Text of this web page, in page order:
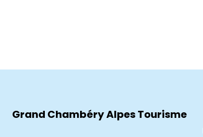
Grand Chambéry Alpes Tourisme